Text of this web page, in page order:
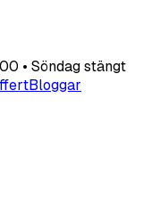
• Söndag stängt
Bloggar